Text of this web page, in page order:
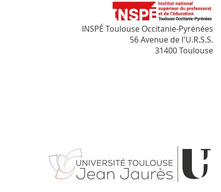
INSPÉ Toulouse Occitanie-Pyrénées
56 Avenue de l'U.R.S.S.
31400 Toulouse